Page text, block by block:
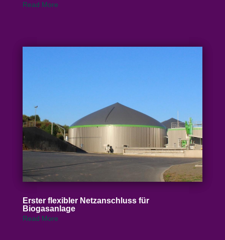
Read More
Erster flexibler Netz­an­schluss für
Biogasanlage
Read More